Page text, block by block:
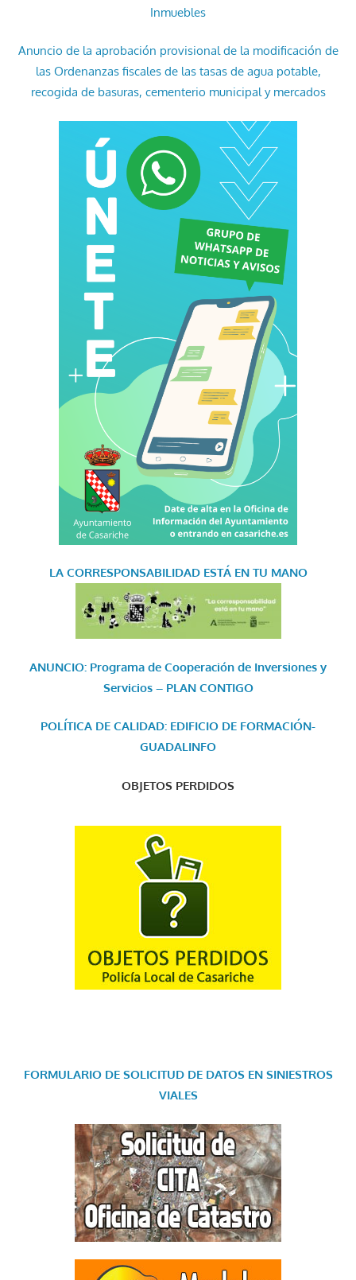
Inmuebles
Anuncio de la aprobación provisional de la modificación de
las Ordenanzas fiscales de las tasas de agua potable,
recogida de basuras, cementerio municipal y mercados
LA CORRESPONSABILIDAD ESTÁ EN TU MANO
ANUNCIO: Programa de Cooperación de Inversiones y
Servicios – PLAN CONTIGO
POLÍTICA DE CALIDAD: EDIFICIO DE FORMACIÓN-
GUADALINFO
OBJETOS PERDIDOS
FORMULARIO DE SOLICITUD DE DATOS EN SINIESTROS
VIALES